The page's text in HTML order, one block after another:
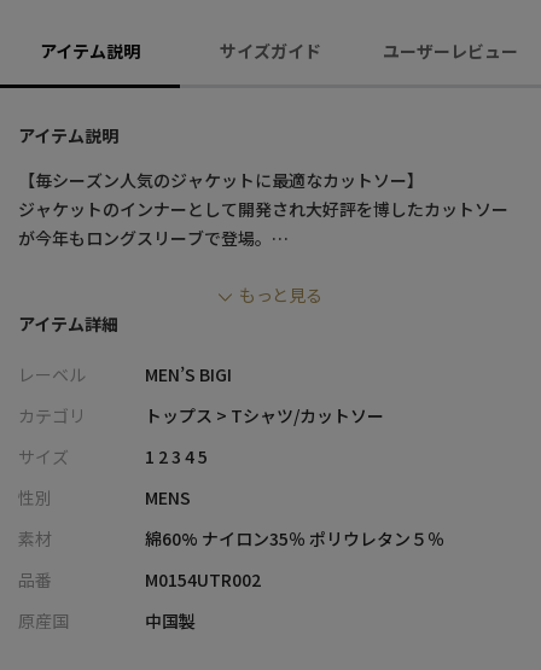
アイテム説明 サイズガイド ユーザーレビュー
アイテム説明
【毎シーズン人気のジャケットに最適なカットソー】
ジャケットのインナーとして開発され大好評を博したカットソー
が今年もロングスリーブで登場。
るシーン全てに対応可能。
仕立てにこだわったロングTシャツです。
ーゴパンツに合わせてカジュアルに着こなすのも◎。
着用すればわかる着心地、デザインは一枚と言わず色違いでゲッ
【素材/デザイン】
適度に生地に厚みがあるスムース生地にシルケット加工を施すこ
ジャケットのインナーとして最大限の魅力を発揮する一枚。
ジャケットの中でもたつきにくく、襟元汚れを防ぐため襟のリブ
もっと見る
アイテム詳細
レーベル
MEN’S BIGI
カテゴリ
トップス > Tシャツ/カットソー
サイズ
1 2 3 4 5
性別
MENS
素材
綿60% ナイロン35％ ポリウレタン５％
品番
M0154UTR002
原産国
中国製